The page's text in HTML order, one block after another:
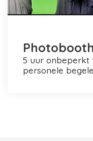
5 uur onbeperkt foto's maken en printen +
personele